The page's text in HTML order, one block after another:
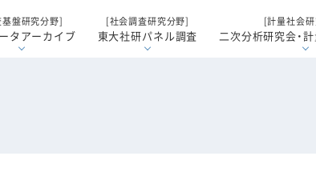
盤研究分野]
タアーカイブ
[社会調査研究分野]
東大社研パネル調査
[計量社会
二次分析研究会・